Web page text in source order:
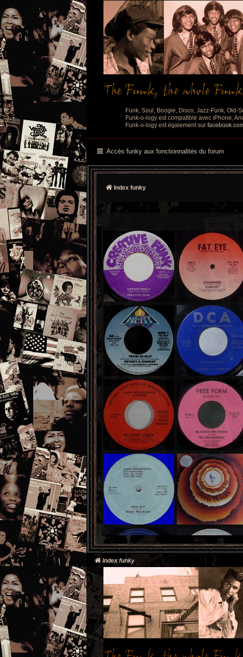
Funk, Soul, Boogie, Disco, Jazz-Funk, Old-
Funk-o-logy est compatible avec iPhone,
Funk-o-logy est également sur
Accès funky aux fonctionnalités du forum
Index funky
Index funky